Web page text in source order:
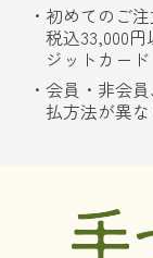
初めてのご
税込33,000
ジットカー
会員・非会
払方法が異な